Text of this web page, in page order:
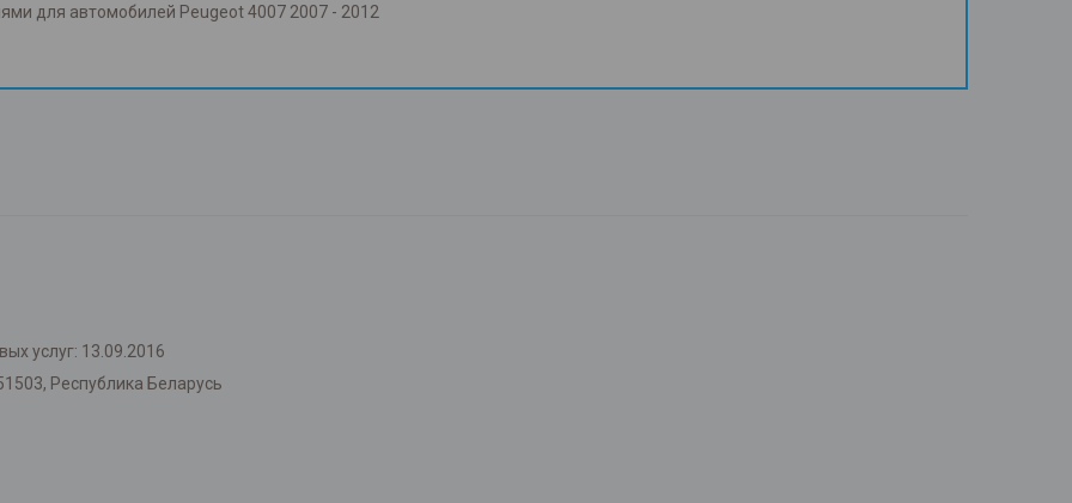
для автомобилей Peugeot 4007 2007 - 2012
услуг: 13.09.2016
Республика Беларусь